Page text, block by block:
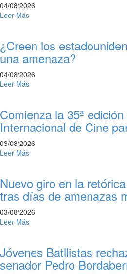
04/08/2026
Leer Más
¿Creen los
una amenaza?
04/08/2026
Leer Más
Comienza la 35ª
Internacional de Cine
03/08/2026
Leer Más
Nuevo giro en la
tras días de amenazas
03/08/2026
Leer Más
Jóvenes Batllistas
senador Pedro